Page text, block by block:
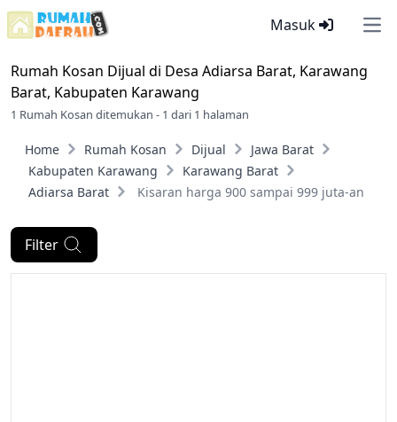
Masuk
Rumah Kosan Dijual di Desa Adiarsa Barat, Karawang
Barat, Kabupaten Karawang
1 Rumah Kosan ditemukan - 1 dari 1 halaman
Home Rumah Kosan Dijual
Jawa Barat
Kabupaten Karawang
Karawang Barat
Adiarsa Barat
Kisaran harga 900 sampai 999 juta-an
Filter